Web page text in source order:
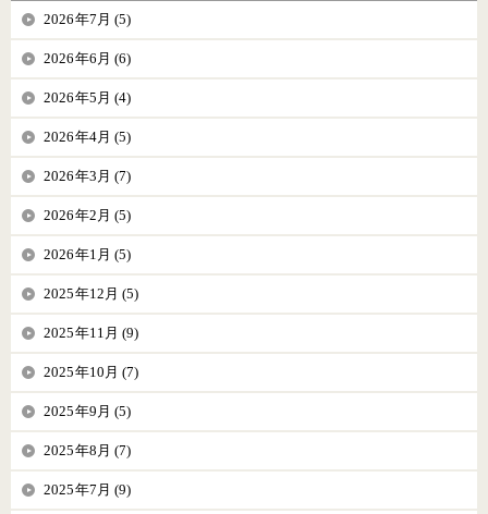
2026年7月 (5)
2026年6月 (6)
2026年5月 (4)
2026年4月 (5)
2026年3月 (7)
2026年2月 (5)
2026年1月 (5)
2025年12月 (5)
2025年11月 (9)
2025年10月 (7)
2025年9月 (5)
2025年8月 (7)
2025年7月 (9)